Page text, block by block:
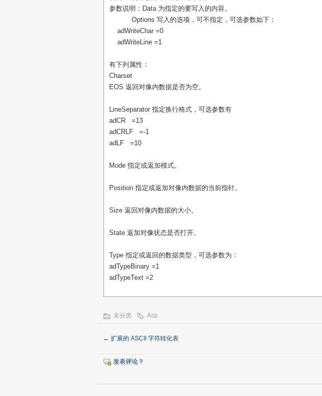
参数说明：Data 为指定的要写入的内容。
Options 写入的选项，可不指定，可选参数如下：
adWriteChar =0
adWriteLine =1
有下列属性：
Charset
EOS 返回对像内数据是否为空。
LineSeparator 指定换行格式，可选参数有
adCR =13
adCRLF =-1
adLF =10
Mode 指定或返加模式。
Position 指定或返加对像内数据的当前指针。
Size 返回对像内数据的大小。
State 返加对像状态是否打开。
Type 指定或返回的数据类型，可选参数为：
adTypeBinary =1
adTypeText =2
未分类 Asp
← 扩展的 ASCII 字符转化表
发表评论？